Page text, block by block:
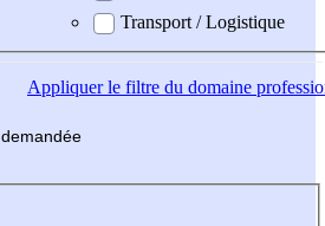
Transport / Logistique
Appliquerle filtre du domaine
demandée